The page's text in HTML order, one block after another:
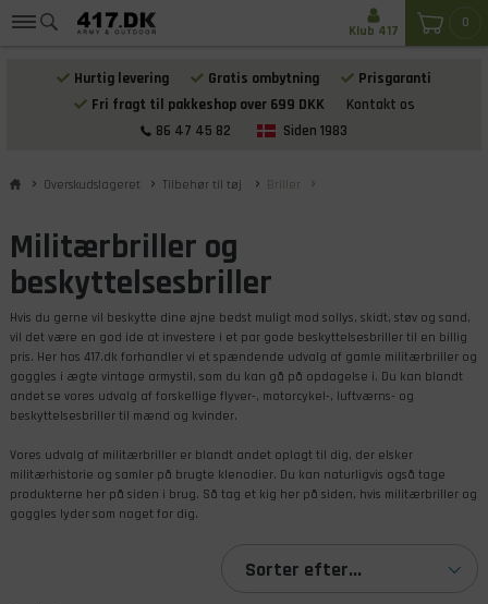
Hurtig levering Gratis ombytning
Prisgaranti
Fri fragt til pakkeshop over 699 DKK
Kontakt os
86 47 45 82
Siden 1983
0
Klub 417
Overskudslageret Tilbehør til tøj Briller
Militærbriller og
beskyttelsesbriller
Hvis du gerne vil beskytte dine øjne bedst muligt mod sollys, skidt, støv og sand,
vil det være en god ide at investere i et par gode beskyttelsesbriller til en billig
pris. Her hos 417.dk forhandler vi et spændende udvalg af gamle militærbriller og
goggles i ægte vintage armystil, som du kan gå på opdagelse i. Du kan blandt
andet se vores udvalg af forskellige flyver-, motorcykel-, luftværns- og
beskyttelsesbriller til mænd og kvinder.
Vores udvalg af militærbriller er blandt andet oplagt til dig, der elsker
militærhistorie og samler på brugte klenodier. Du kan naturligvis også tage
produkterne her på siden i brug. Så tag et kig her på siden, hvis militærbriller og
goggles lyder som noget for dig.
Sorter efter...